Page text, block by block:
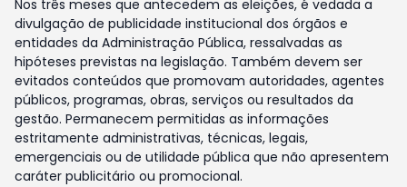
Nos três meses que antecedem as eleições, é vedada a
divulgação de publicidade institucional dos órgãos e
entidades da Administração Pública, ressalvadas as
hipóteses previstas na legislação. Também devem ser
evitados conteúdos que promovam autoridades, agentes
públicos, programas, obras, serviços ou resultados da
gestão. Permanecem permitidas as informações
estritamente administrativas, técnicas, legais,
emergenciais ou de utilidade pública que não apresentem
caráter publicitário ou promocional.